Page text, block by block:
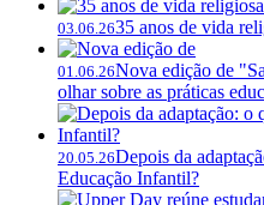
03.06.2635 anos de vida
01.06.26Nova edição de
olhar sobre as práticas
20.05.26Depois da
Educação Infantil?